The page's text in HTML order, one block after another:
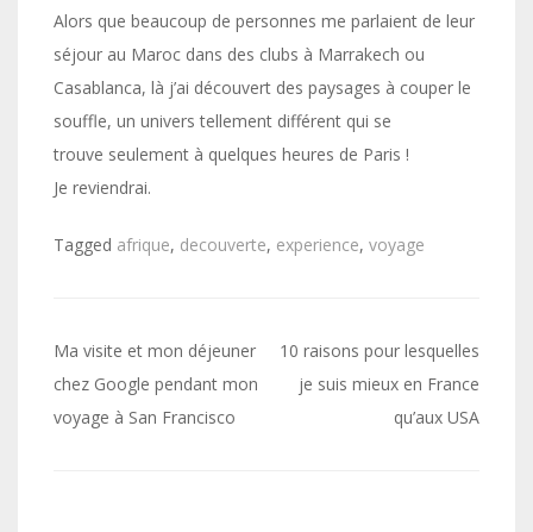
Alors que beaucoup de personnes me parlaient de leur
séjour au Maroc dans des clubs à Marrakech ou
Casablanca, là j’ai découvert des paysages à couper le
souffle, un univers tellement différent qui se
trouve seulement à quelques heures de Paris !
Je reviendrai.
Tagged afrique, decouverte, experience, voyage
Navigation
de
l’article
Ma visite et mon déjeuner
chez Google pendant mon
voyage à San Francisco
10 raisons pour lesquelles
je suis mieux en France
qu’aux USA